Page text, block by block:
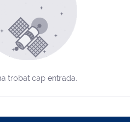
trobat cap entrada.